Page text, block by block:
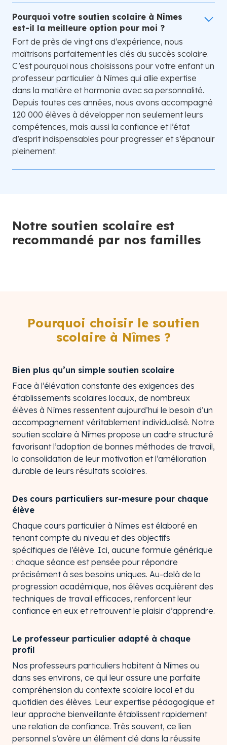
Pourquoi votre soutien scolaire à Nîmes
est-il la meilleure option pour moi ?
Fort de près de vingt ans d’expérience, nous
maîtrisons parfaitement les clés du succès scolaire.
C’est pourquoi nous choisissons pour votre enfant un
professeur particulier à Nîmes qui allie expertise
dans la matière et harmonie avec sa personnalité.
Depuis toutes ces années, nous avons accompagné
120 000 élèves à développer non seulement leurs
compétences, mais aussi la confiance et l’état
d’esprit indispensables pour progresser et s’épanouir
pleinement.
Notre soutien scolaire est
recommandé par nos familles
Pourquoi choisir le soutien
scolaire à Nîmes ?
Bien plus qu’un simple soutien scolaire
Face à l’élévation constante des exigences des
établissements scolaires locaux, de nombreux
élèves à Nîmes ressentent aujourd’hui le besoin d’un
accompagnement véritablement individualisé. Notre
soutien scolaire à Nîmes propose un cadre structuré
favorisant l’adoption de bonnes méthodes de travail,
la consolidation de leur motivation et l’amélioration
durable de leurs résultats scolaires.
Des cours particuliers sur-mesure pour chaque
élève
Chaque cours particulier à Nîmes est élaboré en
tenant compte du niveau et des objectifs
spécifiques de l’élève. Ici, aucune formule générique
: chaque séance est pensée pour répondre
précisément à ses besoins uniques. Au-delà de la
progression académique, nos élèves acquièrent des
techniques de travail efficaces, renforcent leur
confiance en eux et retrouvent le plaisir d’apprendre.
Le professeur particulier adapté à chaque
profil
Nos professeurs particuliers habitent à Nîmes ou
dans ses environs, ce qui leur assure une parfaite
compréhension du contexte scolaire local et du
quotidien des élèves. Leur expertise pédagogique et
leur approche bienveillante établissent rapidement
une relation de confiance. Très souvent, ce lien
personnel s’avère un élément clé dans la réussite